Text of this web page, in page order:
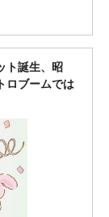
ト誕生、昭
ロブームでは